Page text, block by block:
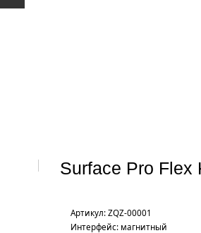
Surface Pro Flex
Артикул: ZQZ-00001
Интерфейс: магнитный